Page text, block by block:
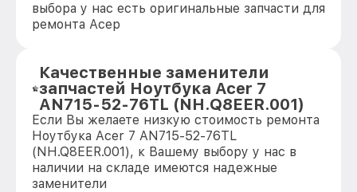
выбора у нас есть оригинальные запчасти для
ремонта Асер
Качественные заменители
запчастей Ноутбука Acer 7
AN715-52-76TL (NH.Q8EER.001)
Если Вы желаете низкую стоимость ремонта
Ноутбука Acer 7 AN715-52-76TL
(NH.Q8EER.001), к Вашему выбору у нас в
наличии на складе имеются надежные
заменители